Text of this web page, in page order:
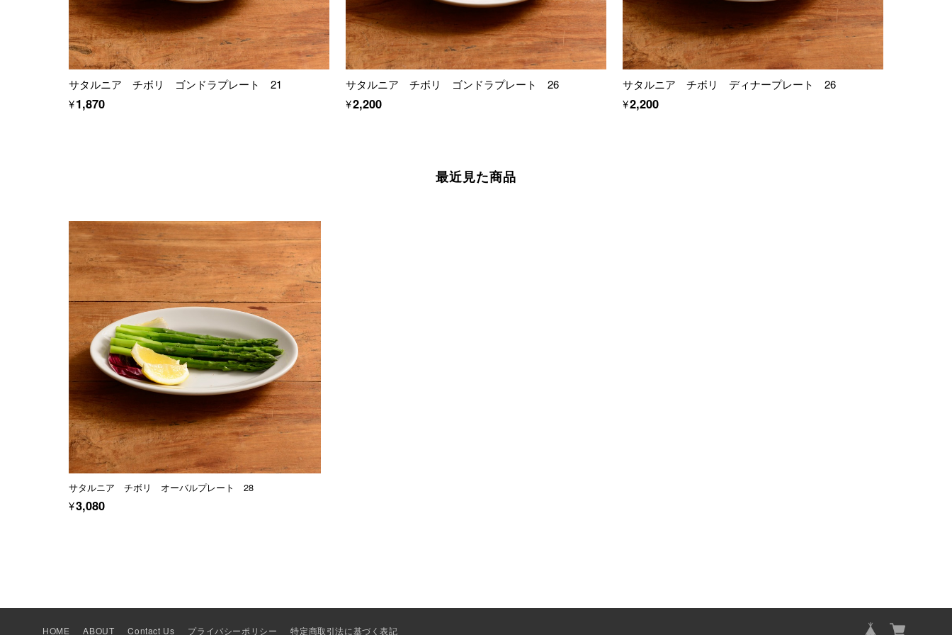
サタルニア チボリ ゴンドラプレート 21
¥1,870
サタルニア チボリ ゴンドラプレート 26
¥2,200
サタルニア チボリ ディナープレート 26
¥2,200
最近見た商品
サタルニア チボリ オーバルプレート 28
¥3,080
HOME ABOUT Contact Us プライバシーポリシー 特定商取引法に基づく表記